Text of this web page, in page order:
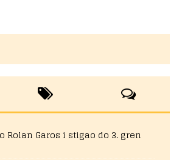
Rolan Garos i stigao do 3. gren